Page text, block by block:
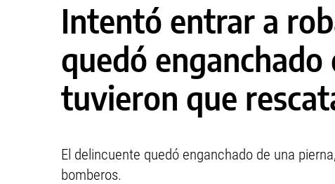
Intentó entrar a
quedó enganchado
tuvieron que
El delincuente quedó enganchado de una
bomberos.